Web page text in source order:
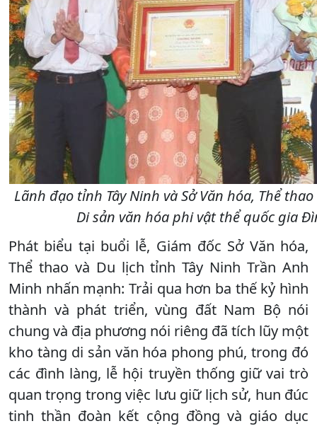
Lãnh đạo tỉnh Tây Ninh và Sở Văn hóa, Thể
Di sản văn hóa phi vật thể quốc gia
Phát biểu tại buổi lễ, Giám đốc Sở Văn hóa,
Thể thao và Du lịch tỉnh Tây Ninh Trần Anh
Minh nhấn mạnh: Trải qua hơn ba thế kỷ hình
thành và phát triển, vùng đất Nam Bộ nói
chung và địa phương nói riêng đã tích lũy một
kho tàng di sản văn hóa phong phú, trong đó
các đình làng, lễ hội truyền thống giữ vai trò
quan trọng trong việc lưu giữ lịch sử, hun đúc
tinh thần đoàn kết cộng đồng và giáo dục